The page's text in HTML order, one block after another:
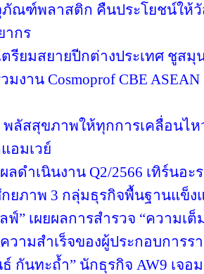
ภัณฑ์พลาสติก คืนประโยชน์ให้
ากร
รียมสยายปีกต่างประเทศ ชูสมุ
มงาน Cosmoprof CBE
พลัสสุขภาพให้ทุกการเคลื่อนไ
อมเวย์
ลดำเนินงาน Q2/2566 เทิร์นอ
ยภาพ 3 กลุ่มธุรกิจพื้นฐานแข็ง
ฟ์” เผยผลการสำรวจ “ความเ
วามสำเร็จของผู้ประกอบการร
กันทะถ้ำ” นักธุรกิจ AW9 เจ